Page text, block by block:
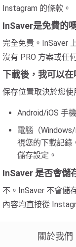
Instagram 的條款。
InSaver是免費的
完全免費。InSaver
沒有 PRO 方案或任
下載後，我可以
保存位置取決於您使
Android/iOS 手機
電腦（Windows/
視您的下載記錄
儲存設定。
InSaver 是否會儲
不。InSaver 不會儲
內容均直接從
關於我們